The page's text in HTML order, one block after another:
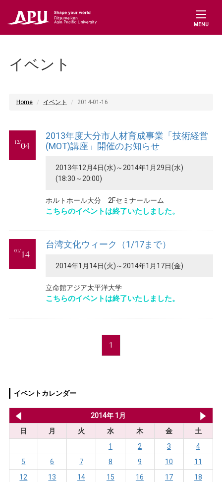
MENU
イベント
Home イベント 2014-01-16
12/04
2013年度大分市人材育成事業「技術経営
(MOT)講座」開催のお知らせ
2013年12月4日(水)～2014年1月29日(水)
(18:30～20:00)
ホルトホール大分 2Fセミナールーム
こちらのイベントは終了いたしました。
01/14
台湾文化ウィーク（1/17まで）
2014年1月14日(火)～2014年1月17日(金)
立命館アジア太平洋大学
こちらのイベントは終了いたしました。
1
イベントカレンダー
2014年 1月
日
月 火 水 木 金
土
1
2 3
4
5
6 7 8 9 10
11
12
13 14 15 16 17
18